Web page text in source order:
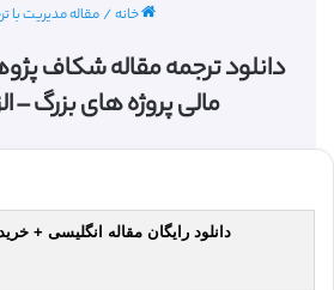
خانه/مقاله مدیریت با
دانلود ترجمه مقاله شکاف
مالی پروژه های بزرگ –
دانلود رایگان مقاله انگلیسی +